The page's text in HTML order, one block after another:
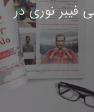
فیبر نوری در